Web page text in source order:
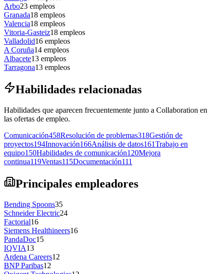
Arbo23 empleos
Granada18 empleos
Valencia18 empleos
Vitoria-Gasteiz18 empleos
Valladolid16 empleos
A Coruña14 empleos
Albacete13 empleos
Tarragona13 empleos
Habilidades relacionadas
Habilidades que aparecen frecuentemente junto a Collaboration en
las ofertas de empleo.
Comunicación458Resolución de problemas318Gestión de
proyectos194Innovación166Análisis de datos161Trabajo en
equipo150Habilidades de comunicación120Mejora
continua119Ventas115Documentación111
Principales empleadores
Bending Spoons35
Schneider Electric24
Factorial16
Siemens Healthineers16
PandaDoc15
IQVIA13
Ardena Careers12
BNP Paribas12